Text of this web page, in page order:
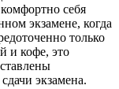
себя
экзамене, когда
только
и кофе, это
экзамена.